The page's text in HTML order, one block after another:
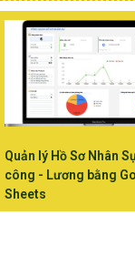
Quản lý Hồ Sơ Nhân
công - Lương bằng
Sheets